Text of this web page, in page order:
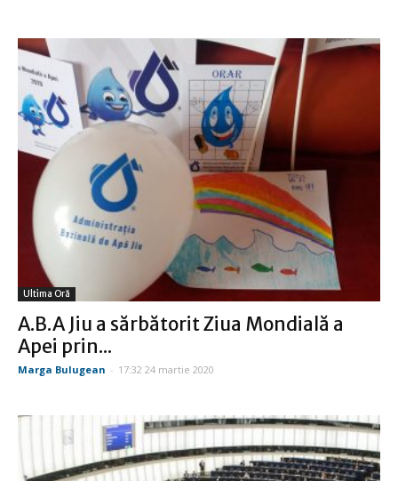
Ultima Oră
A.B.A Jiu a sărbătorit Ziua Mondială a
Apei prin...
Marga Bulugean - 17:32 24 martie 2020